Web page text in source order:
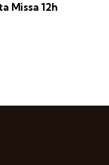
Missa 12h